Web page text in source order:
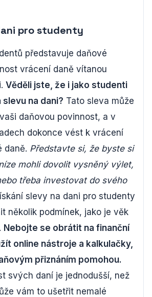
pro studenty
představuje daňové
vrácení daně vítanou
Věděli jste, že i jako studenti
na dani? Tato sleva může
daňovou povinnost, a v
dokonce vést k vrácení
daně. Představte si, že byste si
mohli dovolit vysněný výlet,
třeba investovat do svého
slevy na dani pro studenty
několik podmínek, jako je věk
Nebojte se obrátit na finanční
online nástroje a kalkulačky,
přiznáním pomohou.
svých daní je jednodušší, než
vám to ušetřit nemalé